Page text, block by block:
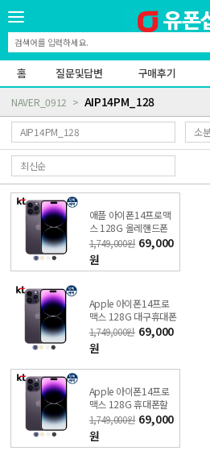
홈 질문및답변 구매후기
NAVER_0912 AIP14PM_128
애플 아이폰14프로맥
스 128G 올레핸드폰
가입 비밀 특가폰 KT직
영점
1,749,000원 69,000
원
Apple 아이폰14프로
맥스 128G 대구휴대폰
판매 비밀 특가폰 직영
KT샵
1,749,000원 69,000
원
Apple 아이폰14프로
맥스 128G 휴대폰할
인요금 비밀 특가폰 KT
직영점
1,749,000원 69,000
원